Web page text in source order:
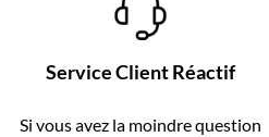
Service Client Réactif
Si vous avez la moindre question